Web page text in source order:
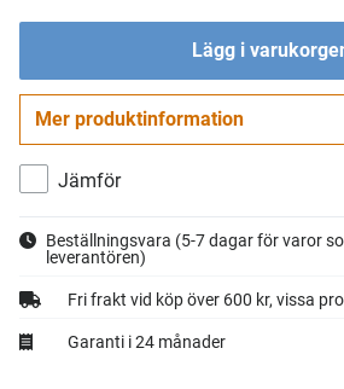
Lägg i
Gå till kassan
Mer produktinformation
Jämför
Beställningsvara (5-7 dagar för varor
leverantören)
Fri frakt vid köp över 600 kr, vissa
Garanti i 24 månader